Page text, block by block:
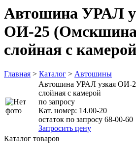
Автошина УРАЛ
ОИ-25
слойная с камерой
Главная > Каталог > Автошины
Автошина УРАЛ узкая ОИ-
слойная с камерой
по запросу
Кат. номер: 14.00-20
остаток по запросу 68-00-60
Запросить цену
Каталог товаров